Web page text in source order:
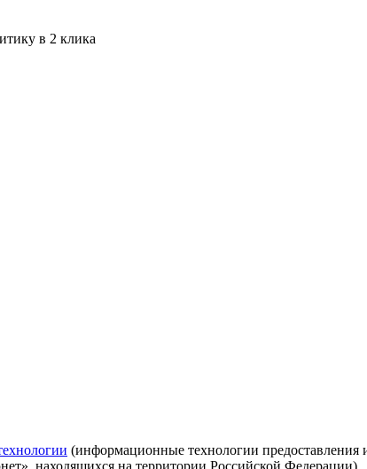
в 2 клика
(информационные технологии предоставления